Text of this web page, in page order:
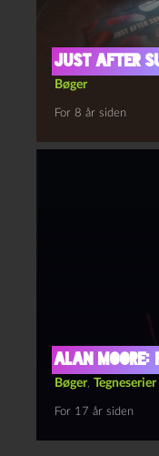
Just After
Bøger
For 8 år siden
Alan Moore:
Bøger, Tegneserier
For 17 år siden